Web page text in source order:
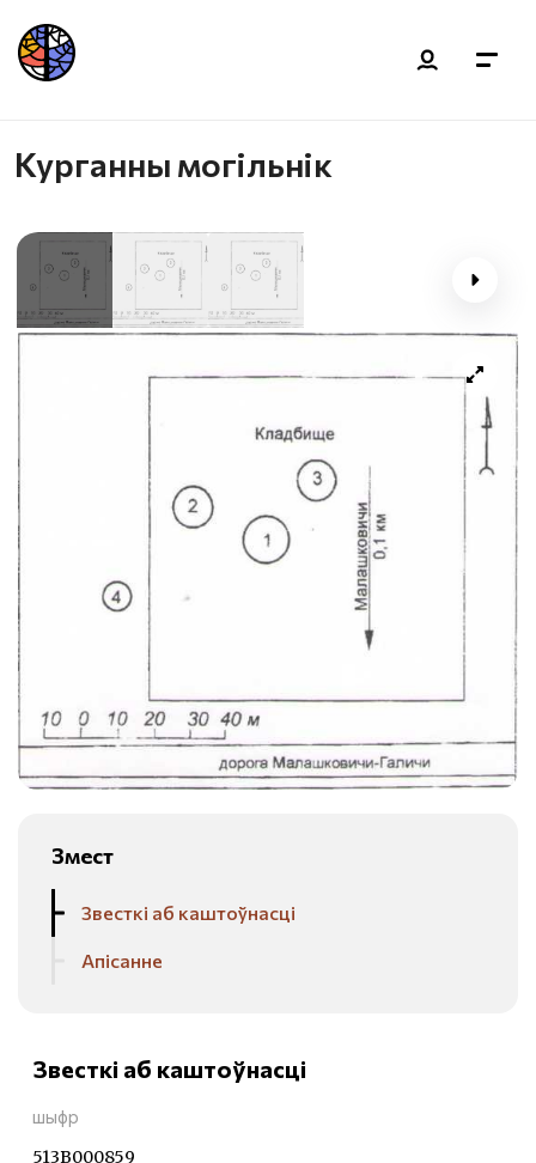
Курганны могільнік
Змест
Звесткі аб каштоўнасці
Апісанне
Звесткі аб каштоўнасці
шыфр
513В000859